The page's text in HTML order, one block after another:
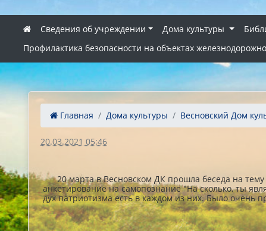
Сведения об учреждении Дома культуры
Профилактика безопасности на объектах
Главная Дома культуры Весновский Дом
20.03.2021 05:46
20 марта в Весновском ДК прошла беседа на тему
анкетирование на самопознание "На сколько, ты
дух патриотизма есть в каждом из них. Было очень